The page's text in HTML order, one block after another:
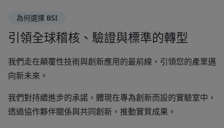
為何選擇 BSI
引領全球稽核、驗證與標準的轉型
我們走在顛覆性技術與創新應用的最前線，引領您的產業邁
向新未來。
我們對持續進步的承諾，體現在專為創新而設的實驗室中，
透過協作夥伴關係與共同創新，推動實質成果。